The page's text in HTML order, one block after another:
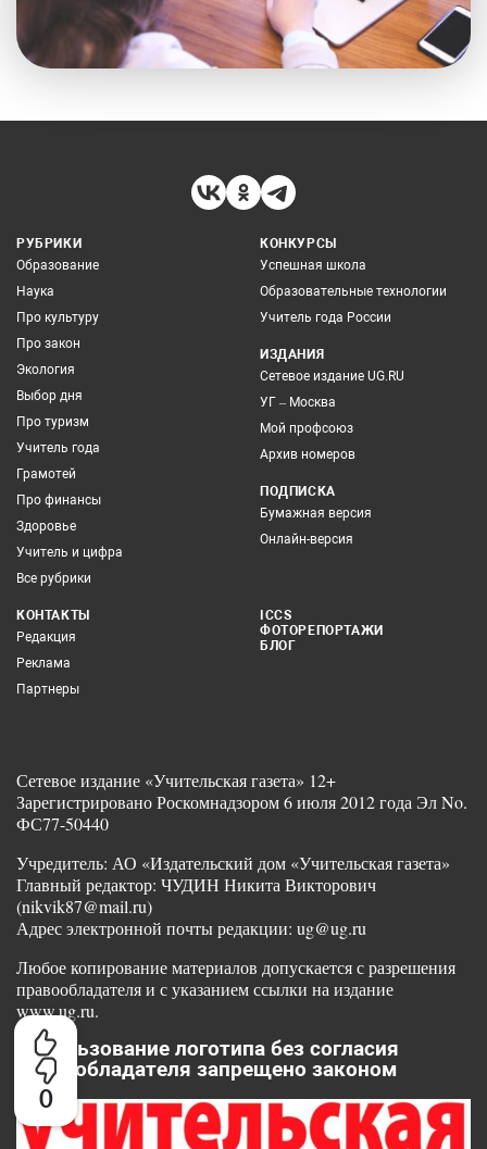
0
РУБРИКИ
Образование
Наука
Про культуру
Про закон
Экология
Выбор дня
Про туризм
Учитель года
Грамотей
Про финансы
Здоровье
Учитель и цифра
Все рубрики
КОНКУРСЫ
Успешная школа
Образовательные технологии
Учитель года России
ИЗДАНИЯ
Сетевое издание UG.RU
УГ – Москва
Мой профсоюз
Архив номеров
ПОДПИСКА
Бумажная версия
Онлайн-версия
КОНТАКТЫ
Редакция
Реклама
Партнеры
ICCS
ФОТОРЕПОРТАЖИ
БЛОГ
Сетевое издание «Учительская газета» 12+
Зарегистрировано Роскомнадзором 6 июля 2012 года Эл No.
ФС77-50440
Учредитель: АО «Издательский дом «Учительская газета»
Главный редактор: ЧУДИН Никита Викторович
(nikvik87@mail.ru)
Адрес электронной почты редакции: ug@ug.ru
Любое копирование материалов допускается с разрешения
правообладателя и с указанием ссылки на издание
www.ug.ru.
Использование логотипа без согласия
правообладателя запрещено законом